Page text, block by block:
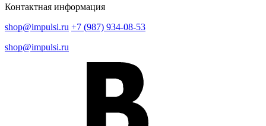
Контактная информация
shop@impulsi.ru +7 (987) 934-08-53
shop@impulsi.ru